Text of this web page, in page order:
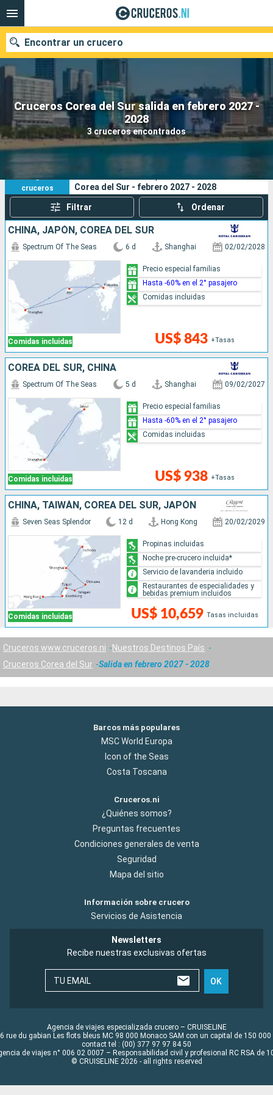
Cruceros Corea del Sur salida en febrero 2027 -
2028
3 cruceros encontrados
Encontrar un crucero
Nuestros destinos
Fecha de salida
Puertos
Buscar
3
cruceros
Sus criterios de búsqueda:
Corea del Sur - febrero 2027 - 2028
Filtrar Ordenar
CHINA, JAPÓN, COREA DEL SUR
Comidas incluidas
Spectrum Of The Seas 6 d Shanghai 02/02/2028
US$ 843 +Tasas
Precio especial familias
Hasta -60% en el 2° pasajero
Comidas incluidas
COREA DEL SUR, CHINA
Comidas incluidas
Spectrum Of The Seas 5 d Shanghai 09/02/2027
US$ 938 +Tasas
Precio especial familias
Hasta -60% en el 2° pasajero
Comidas incluidas
CHINA, TAIWÁN, COREA DEL SUR, JAPÓN
Comidas incluidas
Seven Seas Splendor 12 d Hong Kong 20/02/2029
US$ 10,659 Tasas incluidas
Propinas incluidas
Noche pre-crucero incluida*
Servicio de lavanderia incluido
Restaurantes de especialidades y
bebidas premium incluidos
Cruceros www.cruceros.ni
Nuestros Destinos País
Cruceros Corea del Sur
Salida en febrero 2027 - 2028
Barcos más populares
MSC World Europa
Icon of the Seas
Costa Toscana
Cruceros.ni
¿Quiénes somos?
Preguntas frecuentes
Condiciones generales de venta
Seguridad
Mapa del sitio
Información sobre crucero
Servicios de Asistencia
Newsletters
Recibe nuestras exclusivas ofertas
TU EMAIL OK
Agencia de viajes especializada crucero – CRUISELINE
rue du gabian Les flots bleus MC 98 000 Monaco SAM con un capital de 150 000
contact tel : (00) 377 97 97 84 50
de viajes n° 006 02 0007 – Responsabilidad civil y profesional RC RSA de
© CRUISELINE 2026 - all rights reserved